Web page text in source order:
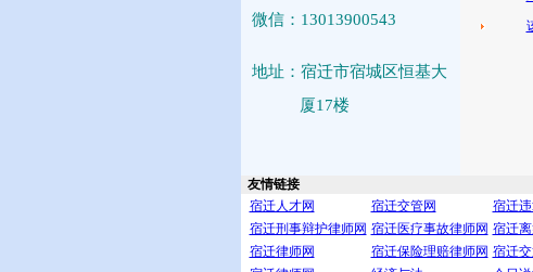
微信：13013900543
地址：宿迁市宿城区恒基大
厦17楼
友情链接
宿迁人才网
宿迁交管网 宿迁
宿迁刑事辩护律师网 宿迁医疗事故律师网 宿迁
宿迁律师网
宿迁保险理赔律师网 宿迁